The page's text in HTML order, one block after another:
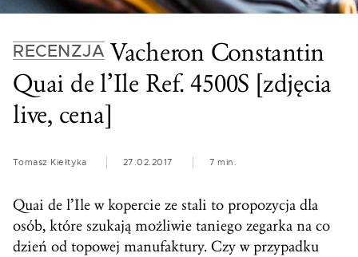
RECENZJA Vacheron Constantin
Quai de l’Ile Ref. 4500S [zdjęcia
live, cena]
Tomasz Kiełtyka 27.02.2017 7 min.
Quai de l’Ile w kopercie ze stali to propozycja dla
osób, które szukają możliwie taniego zegarka na co
dzień od topowej manufaktury. Czy w przypadku